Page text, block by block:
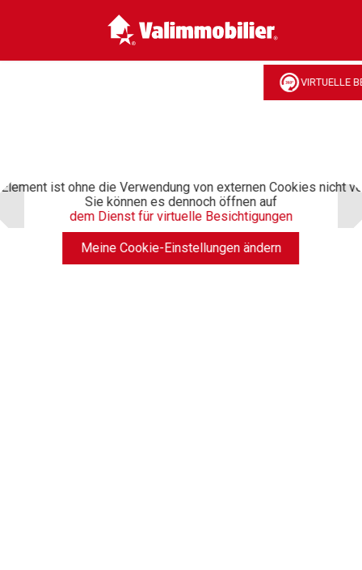
VIRTUELLE
ist ohne die Verwendung von externen Cookies nicht
Sie können es dennoch öffnen auf
dem Dienst für virtuelle Besichtigungen
Meine Cookie-Einstellungen ändern